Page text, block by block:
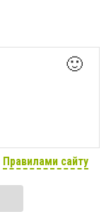
🙂
Правилами сайту